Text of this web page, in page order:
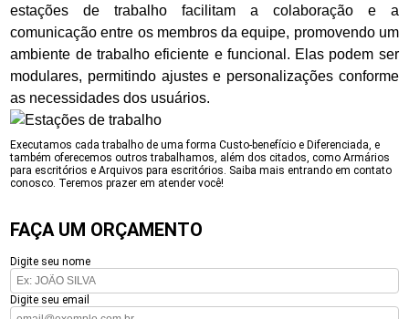
estações de trabalho facilitam a colaboração e a
comunicação entre os membros da equipe, promovendo um
ambiente de trabalho eficiente e funcional. Elas podem ser
modulares, permitindo ajustes e personalizações conforme
as necessidades dos usuários.
Executamos cada trabalho de uma forma Custo-benefício e Diferenciada, e
também oferecemos outros trabalhamos, além dos citados, como Armários
para escritórios e Arquivos para escritórios. Saiba mais entrando em contato
conosco. Teremos prazer em atender você!
FAÇA UM ORÇAMENTO
Digite seu nome
Digite seu email